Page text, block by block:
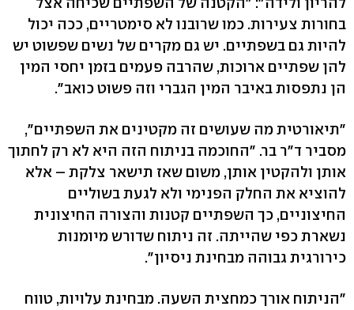
בחורות צעירות. כמו שרובנו לא סימטריים, ככה יכול
להיות גם בשפתיים. יש גם מקרים של נשים שפשוט יש
להן שפתיים ארוכות, שהרבה פעמים בזמן יחסי המין
הן נתפסות באיבר המין הגברי וזה פשוט כואב".
"תיאורטית מה שעושים זה מקטינים את השפתיים",
מסביר ד"ר בר. "החוכמה בניתוח הזה היא לא רק לחתוך
אותן ולהקטין אותן, משום שאז תישאר צלקת – אלא
להוציא את החלק הפנימי ולא לגעת בשוליים
החיצוניים, כך השפתיים קטנות והצורה החיצונית
נשארת כפי שהייתה. זה ניתוח שדורש מיומנות
כירורגית גבוהה מבחינת ניסיון".
"הניתוח אורך כמחצית השעה. מבחינת עלויות, טווח